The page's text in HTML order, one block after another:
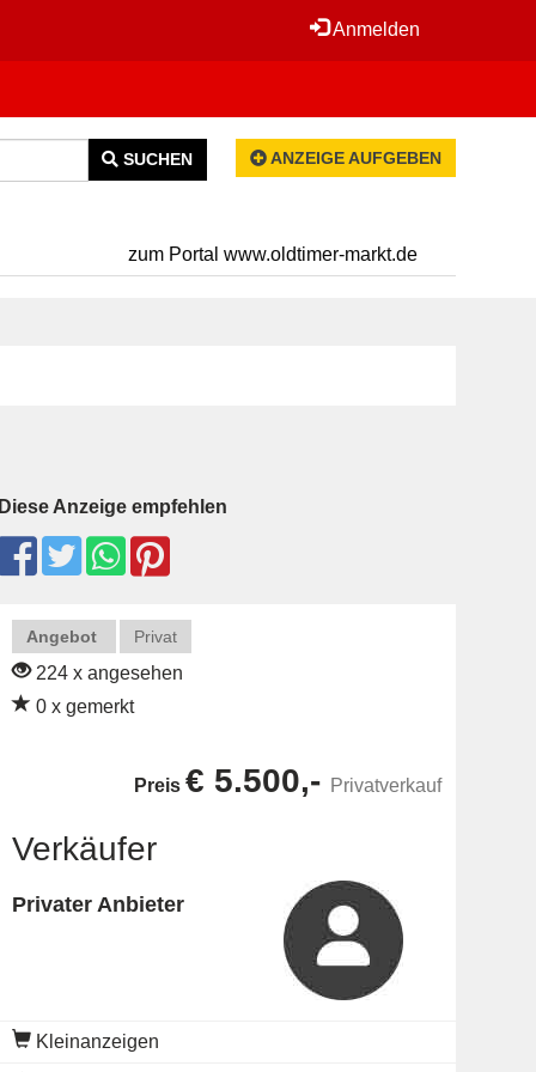
Anmelden
SUCHEN ANZEIGE AUFGEBEN
zum Portal www.oldtimer-markt.de
Diese Anzeige empfehlen
Angebot Privat
224 x angesehen
0 x gemerkt
Preis € 5.500,- Privatverkauf
Verkäufer
Privater Anbieter
Kleinanzeigen